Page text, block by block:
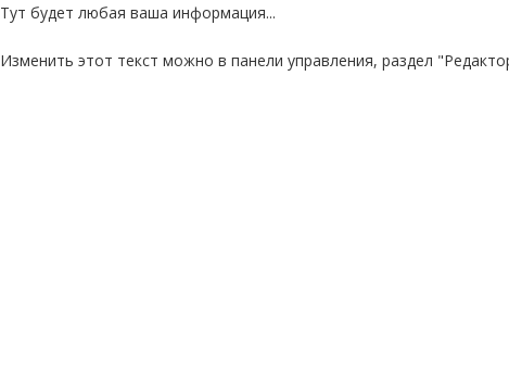
Тут будет любая ваша информация...
Изменить этот текст можно в панели управления, раздел